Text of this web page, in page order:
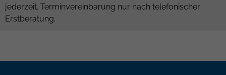
jederzeit. Terminvereinbarung nur nach telefonischer
Erstberatung.